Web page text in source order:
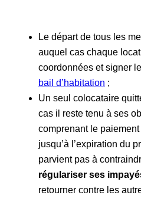
Le départ de tous les
auquel cas chaque
coordonnées et signer
bail d’habitation ;
Un seul colocataire
cas il reste tenu à ses
comprenant le
jusqu’à l’expiration du
parvient pas à
régulariser ses
retourner contre les